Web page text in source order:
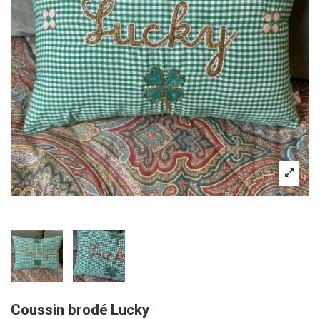
Coussin brodé Lucky